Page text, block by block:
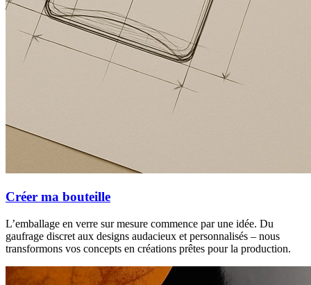
Créer ma bouteille
L’emballage en verre sur mesure commence par une idée. Du
gaufrage discret aux designs audacieux et personnalisés – nous
transformons vos concepts en créations prêtes pour la production.